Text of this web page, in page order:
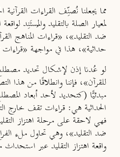
مما يجعلنا نُصنِّف القراءات القرآنية
لمعيار الصلة بالتقليد والمُستَنِد
ضد التقليد»، «قراءات المناهج
حداثية»، هذا في مواجهة
لو عُدنا إذن لإشكال تحديد مصطلح
للقرآن»، فإننا وانطلاقًا من هذا
مبدئيًّا (كتحديد لأحد أبعاد
الحداثية هي: قراءات تقف خارج
فهي لاحقة على مرحلة اهتزاز
ضد التقليد»، وهي تحاول ملء
واقعة اهتزاز التقليد عبر